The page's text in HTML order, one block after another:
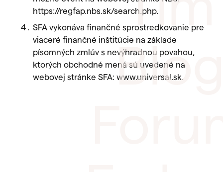
https://regfap.nbs.sk/search.php.
SFA vykonáva finančné sprostredkovanie pre
viaceré finančné inštitúcie na základe
písomných zmlúv s nevýhradnou povahou,
ktorých obchodné mená sú uvedené na
webovej stránke SFA: www.universal.sk.